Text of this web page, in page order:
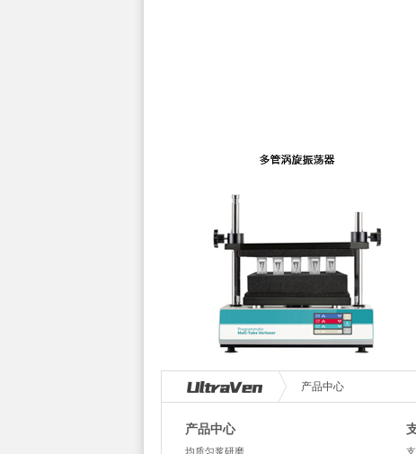
产品中心
产品中心
均质匀浆研磨